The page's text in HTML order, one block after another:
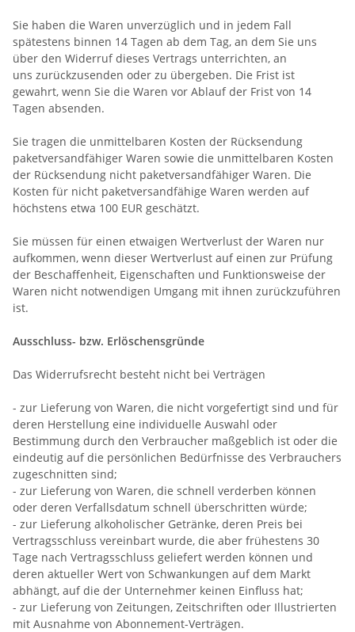
Sie haben die Waren unverzüglich und in jedem Fall
spätestens binnen 14 Tagen ab dem Tag, an dem Sie uns
über den Widerruf dieses Vertrags unterrichten, an
uns zurückzusenden oder zu übergeben. Die Frist ist
gewahrt, wenn Sie die Waren vor Ablauf der Frist von 14
Tagen absenden.
Sie tragen die unmittelbaren Kosten der Rücksendung
paketversandfähiger Waren sowie die unmittelbaren Kosten
der Rücksendung nicht paketversandfähiger Waren. Die
Kosten für nicht paketversandfähige Waren werden auf
höchstens etwa 100 EUR geschätzt.
Sie müssen für einen etwaigen Wertverlust der Waren nur
aufkommen, wenn dieser Wertverlust auf einen zur Prüfung
der Beschaffenheit, Eigenschaften und Funktionsweise der
Waren nicht notwendigen Umgang mit ihnen zurückzuführen
ist.
Ausschluss- bzw. Erlöschensgründe
Das Widerrufsrecht besteht nicht bei Verträgen
- zur Lieferung von Waren, die nicht vorgefertigt sind und für
deren Herstellung eine individuelle Auswahl oder
Bestimmung durch den Verbraucher maßgeblich ist oder die
eindeutig auf die persönlichen Bedürfnisse des Verbrauchers
zugeschnitten sind;
- zur Lieferung von Waren, die schnell verderben können
oder deren Verfallsdatum schnell überschritten würde;
- zur Lieferung alkoholischer Getränke, deren Preis bei
Vertragsschluss vereinbart wurde, die aber frühestens 30
Tage nach Vertragsschluss geliefert werden können und
deren aktueller Wert von Schwankungen auf dem Markt
abhängt, auf die der Unternehmer keinen Einfluss hat;
- zur Lieferung von Zeitungen, Zeitschriften oder Illustrierten
mit Ausnahme von Abonnement-Verträgen.